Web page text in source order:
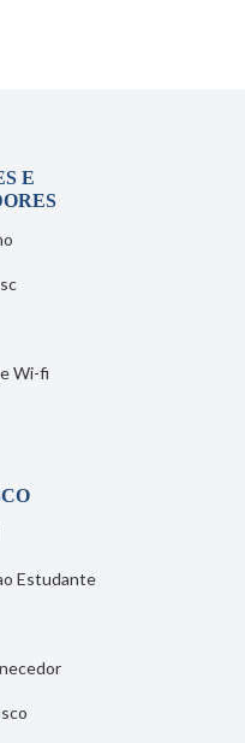
E
Wi-fi
Estudante